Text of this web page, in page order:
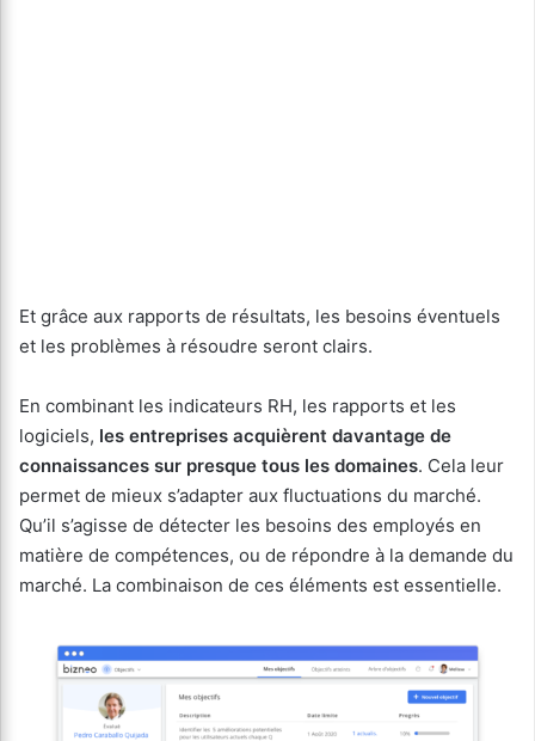
Et grâce aux rapports de résultats, les besoins éventuels
et les problèmes à résoudre seront clairs.
En combinant les indicateurs RH, les rapports et les
logiciels, les entreprises acquièrent davantage de
connaissances sur presque tous les domaines. Cela leur
permet de mieux s’adapter aux fluctuations du marché.
Qu’il s’agisse de détecter les besoins des employés en
matière de compétences, ou de répondre à la demande du
marché. La combinaison de ces éléments est essentielle.